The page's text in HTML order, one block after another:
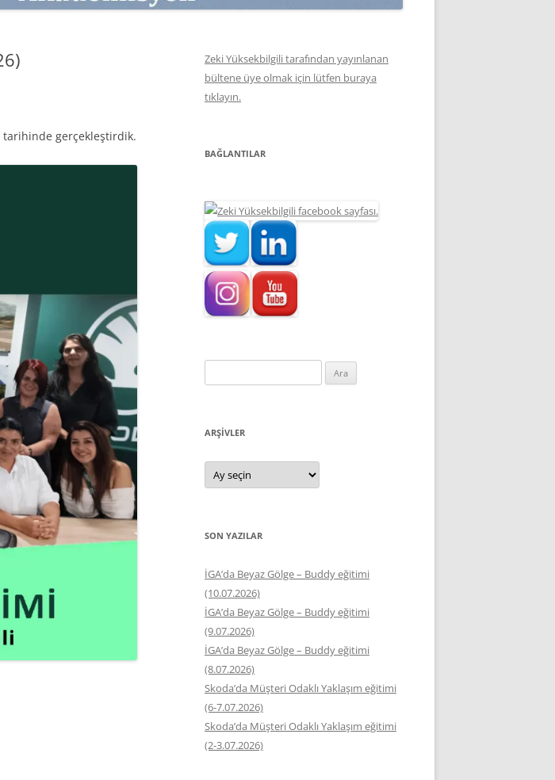
HIZLI MODA TÜKETICILERININ
PAZARLAMA CANAVARI
SATMAK
tarihinde gerçekleştirdik.
Zeki Yüksekbilgili tarafından yayınlanan
bültene üye olmak için lütfen buraya
tıklayın.
BAĞLANTILAR
ARŞIVLER
Arşivler
SON YAZILAR
İGA’da Beyaz Gölge – Buddy eğitimi
(10.07.2026)
İGA’da Beyaz Gölge – Buddy eğitimi
(9.07.2026)
İGA’da Beyaz Gölge – Buddy eğitimi
(8.07.2026)
Skoda’da Müşteri Odaklı Yaklaşım eğitimi
(6-7.07.2026)
Skoda’da Müşteri Odaklı Yaklaşım eğitimi
(2-3.07.2026)